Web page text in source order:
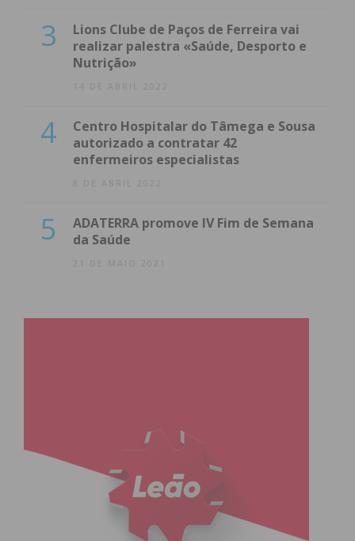
3
Lions Clube de Paços de Ferreira vai
realizar palestra «Saúde, Desporto e
Nutrição»
14 DE ABRIL 2022
4
Centro Hospitalar do Tâmega e Sousa
autorizado a contratar 42
enfermeiros especialistas
8 DE ABRIL 2022
5
ADATERRA promove IV Fim de Semana
da Saúde
21 DE MAIO 2021